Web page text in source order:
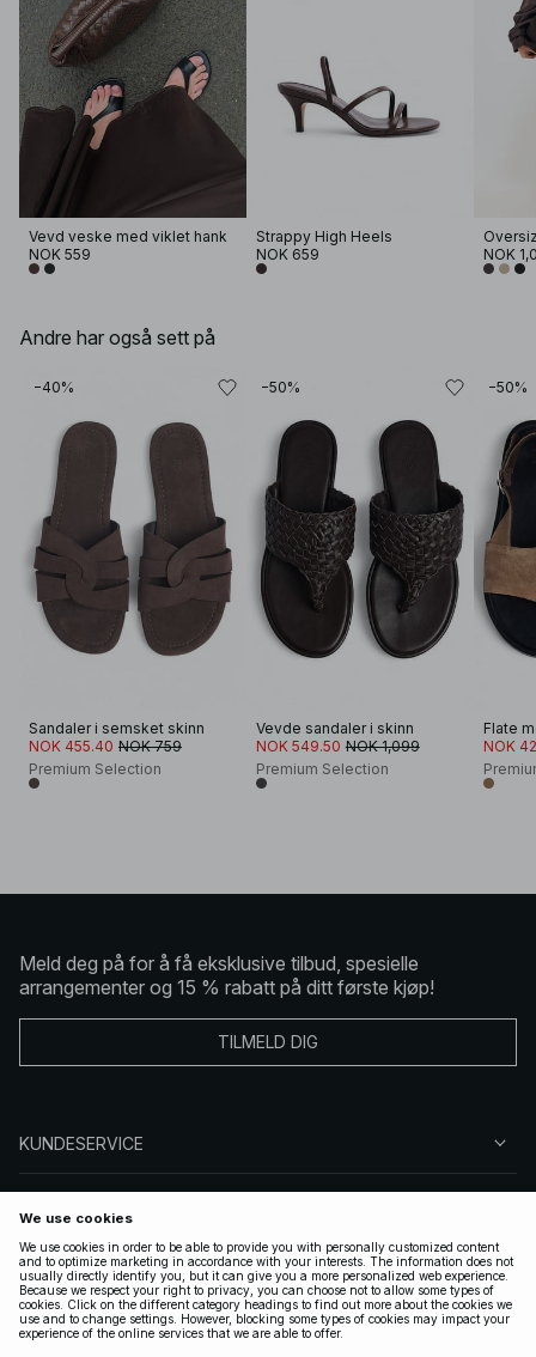
Vevd veske med viklet hank
NOK 559
Strappy High Heels
NOK 659
NOK
Andre har også sett på
−40%
Sandaler i semsket skinn
NOK 455.40 NOK 759
Premium Selection
−50%
Vevde sandaler i skinn
NOK 549.50 NOK 1,099
Premium Selection
−50%
NOK
Meld deg på for å få eksklusive tilbud, spesielle
arrangementer og 15 % rabatt på ditt første kjøp!
TILMELD DIG
KUNDESERVICE
FØLG OSS
LOVLIG